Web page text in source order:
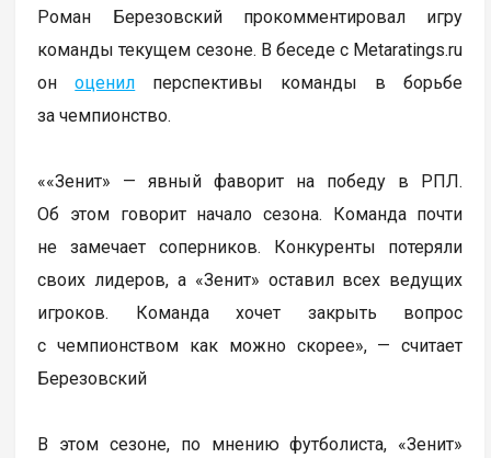
Роман Березовский прокомментировал игру
команды текущем сезоне. В беседе с Metaratings.ru
оноценил перспективы команды в борьбе
за чемпионство.
««Зенит» — явный фаворит на победу в РПЛ.
Об этом говорит начало сезона. Команда почти
не замечает соперников. Конкуренты потеряли
своих лидеров, а «Зенит» оставил всех ведущих
игроков. Команда хочет закрыть вопрос
с чемпионством как можно скорее», — считает
Березовский
В этом сезоне, по мнению футболиста, «Зенит»